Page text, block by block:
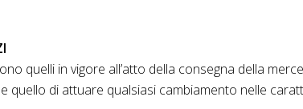
quelli in vigore all’atto della consegna della
quello di attuare qualsiasi cambiamento nelle